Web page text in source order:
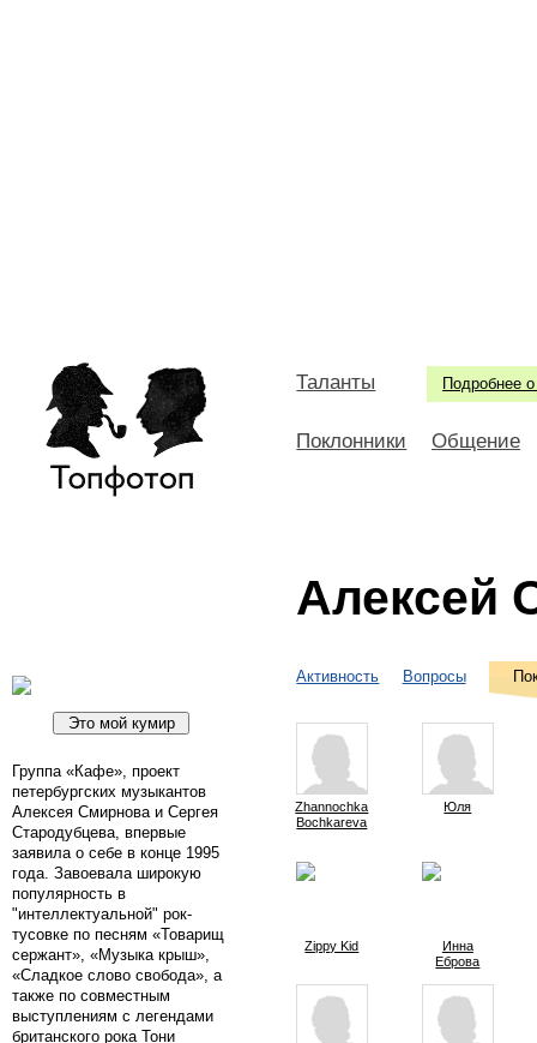
Подробнее о
Таланты
Поклонники Общение
Алексей
Группа «Кафе», проект
петербургских музыкантов
Алексея Смирнова и Сергея
Стародубцева, впервые
заявила о себе в конце 1995
года. Завоевала широкую
популярность в
"интеллектуальной" рок-
тусовке по песням «Товарищ
сержант», «Музыка крыш»,
«Сладкое слово свобода», а
также по совместным
выступлениям с легендами
британского рока Тони
Активность Вопросы
Zhannochka
Bochkareva
Юля
Zippy Kid
Инна
Еброва